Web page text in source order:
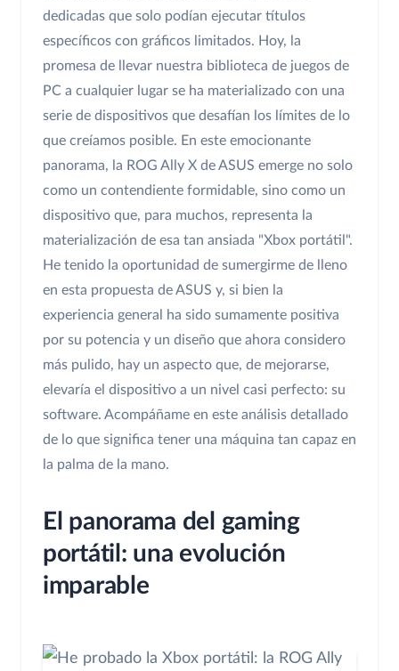
dedicadas que solo podían ejecutar títulos
específicos con gráficos limitados. Hoy, la
promesa de llevar nuestra biblioteca de juegos de
PC a cualquier lugar se ha materializado con una
serie de dispositivos que desafían los límites de lo
que creíamos posible. En este emocionante
panorama, la ROG Ally X de ASUS emerge no solo
como un contendiente formidable, sino como un
dispositivo que, para muchos, representa la
materialización de esa tan ansiada "Xbox portátil".
He tenido la oportunidad de sumergirme de lleno
en esta propuesta de ASUS y, si bien la
experiencia general ha sido sumamente positiva
por su potencia y un diseño que ahora considero
más pulido, hay un aspecto que, de mejorarse,
elevaría el dispositivo a un nivel casi perfecto: su
software. Acompáñame en este análisis detallado
de lo que significa tener una máquina tan capaz en
la palma de la mano.
El panorama del gaming
portátil: una evolución
imparable